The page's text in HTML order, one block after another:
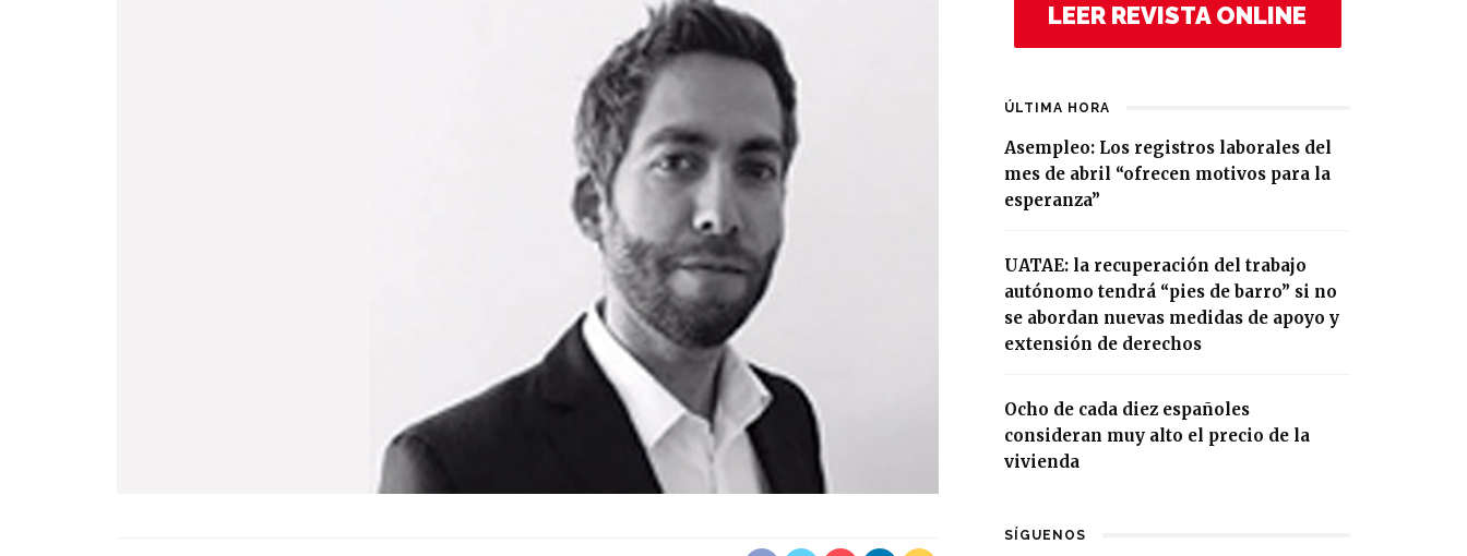
LEER REVISTA ONLINE
ÚLTIMA HORA
Asempleo: Los registros laborales del
mes de abril “ofrecen motivos para la
esperanza”
UATAE: la recuperación del trabajo
autónomo tendrá “pies de barro” si no
se abordan nuevas medidas de apoyo y
extensión de derechos
Ocho de cada diez españoles
consideran muy alto el precio de la
vivienda
SÍGUENOS